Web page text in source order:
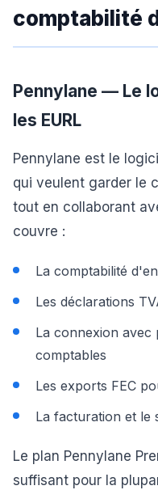
comptabilité
Pennylane — Le
les EURL
Pennylane est le
qui veulent garder le
tout en collaborant
couvre :
La comptabilité
Les déclarations
La connexion avec
comptables
Les exports FEC
La facturation et le
Le plan Pennylane
suffisant pour la